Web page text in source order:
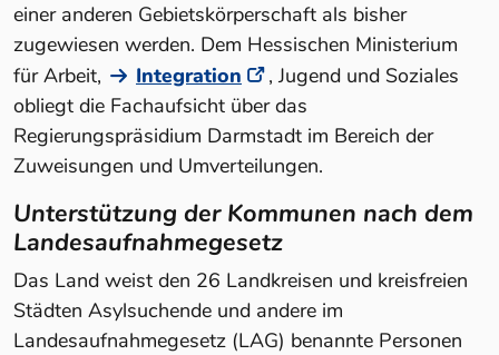
einer anderen Gebietskörperschaft als bisher
zugewiesen werden. Dem Hessischen Ministerium
für Arbeit,
Integration
, Jugend und Soziales
obliegt die Fachaufsicht über das
Regierungspräsidium Darmstadt im Bereich der
Zuweisungen und Umverteilungen.
Unterstützung der Kommunen nach dem
Landesaufnahmegesetz
Das Land weist den 26 Landkreisen und kreisfreien
Städten Asylsuchende und andere im
Landesaufnahmegesetz (LAG) benannte Personen